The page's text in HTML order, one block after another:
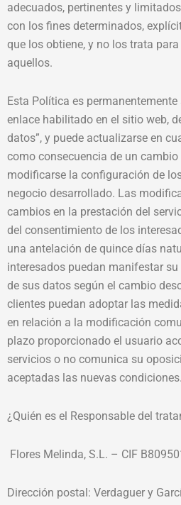
adecuados, pertinentes y
con los fines determinados,
que los obtiene, y no los trata
aquellos.
Esta Política es permanentemente
enlace habilitado en el sitio web,
datos”, y puede actualizarse en
como consecuencia de un
modificarse la configuración de
negocio desarrollado. Las
cambios en la prestación del
del consentimiento de los
una antelación de quince días
interesados puedan manifestar
de sus datos según el cambio
clientes puedan adoptar las
en relación a la modificación
plazo proporcionado el usuario
servicios o no comunica su
aceptadas las nuevas condiciones.
¿Quién es el Responsable del
Flores Melinda, S.L. – CIF
Dirección postal: Verdaguer y